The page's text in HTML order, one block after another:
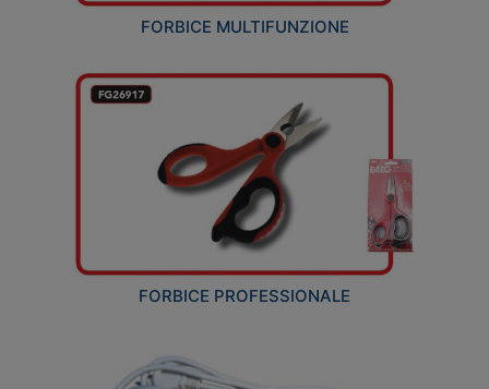
FORBICE MULTIFUNZIONE
FORBICE PROFESSIONALE